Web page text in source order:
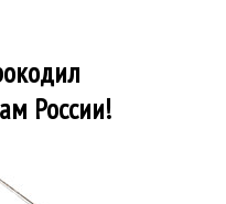
России!